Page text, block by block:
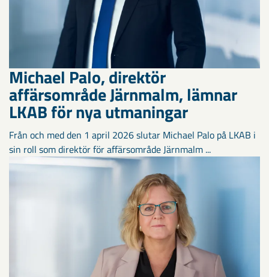
Michael Palo, direktör
affärsområde Järnmalm, lämnar
LKAB för nya utmaningar
Från och med den 1 april 2026 slutar Michael Palo på LKAB i
sin roll som direktör för affärsområde Järnmalm ...